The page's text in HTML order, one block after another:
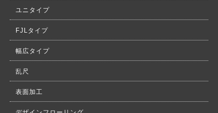
ユニタイプ
FJLタイプ
幅広タイプ
乱尺
表面加工